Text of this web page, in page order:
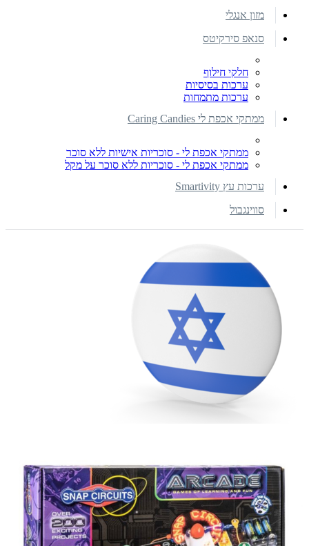
מזון אנגלי
סנאפ סירקיטס
חלקי חילוף
ערכות בסיסיות
ערכות מתמחות
ממתקי אכפת לי Caring Candies
ממתקי אכפת לי - סוכריות אישיות ללא סוכר
ממתקי אכפת לי - סוכריות ללא סוכר על מקל
ערכות עץ Smartivity
סווינגבול